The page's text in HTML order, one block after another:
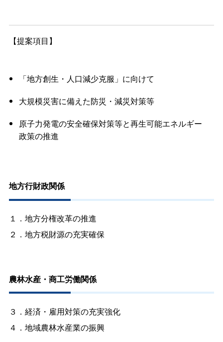
【提案項目】
「地方創生・人口減少克服」に向けて
大規模災害に備えた防災・減災対策等
原子力発電の安全確保対策等と再生可能エネルギー
政策の推進
地方行財政関係
１．地方分権改革の推進
２．地方税財源の充実確保
農林水産・商工労働関係
３．経済・雇用対策の充実強化
４．地域農林水産業の振興